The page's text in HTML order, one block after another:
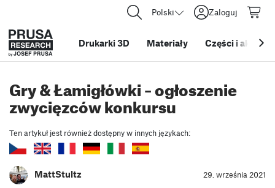
Polski Zaloguj
Drukarki 3D Materiały Części i
Gry & Łamigłówki – ogłoszenie
zwycięzców konkursu
Ten artykuł jest również dostępny w innych językach:
MattStultz 29. września 2021